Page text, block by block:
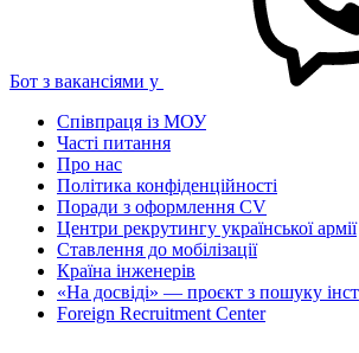
Бот з вакансіями у
Співпраця із МОУ
Часті питання
Про нас
Політика конфіденційності
Поради з оформлення CV
Центри рекрутингу української армії
Ставлення до мобілізації
Країна інженерів
«На досвіді» — проєкт з пошуку
Foreign Recruitment Center